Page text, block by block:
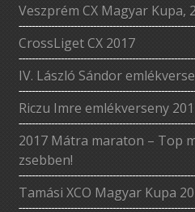
Veszprém CX Magyar Kupa,
CrossLiget CX 2017
IV. László Sándor
Riczu Imre emlékverseny
2017 Mátra maraton – Top
zsebben!
Tamási XCO Magyar Kupa